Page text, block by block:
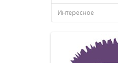
Интересное